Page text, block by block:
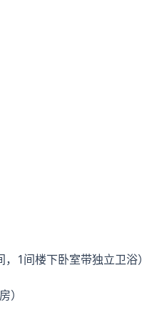
1间楼下卧室带独立卫浴）
）